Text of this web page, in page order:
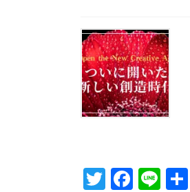
tt
er
c
e
b
o
o
e
T
F
Li